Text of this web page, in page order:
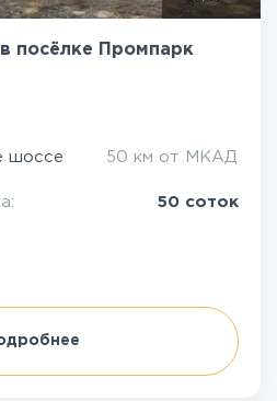
посёлке Промпарк
шоссе 50 км от МКАД
50 соток